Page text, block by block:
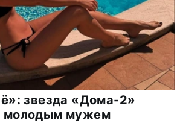
звезда «Дома-2»
молодым мужем